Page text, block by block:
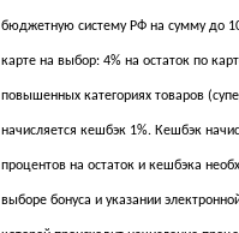
бюджетную систему РФ на сумму до
карте на выбор: 4% на остаток по
повышенных категориях товаров
начисляется кешбэк 1%. Кешбэк
процентов на остаток и кешбэка
выборе бонуса и указании